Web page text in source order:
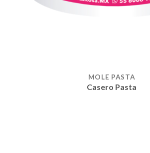
MOLE PASTA
Casero Pasta